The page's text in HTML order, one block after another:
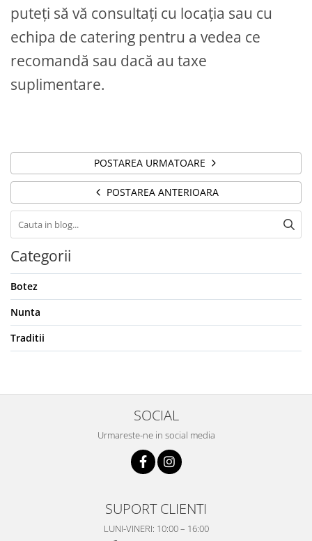
puteți să vă consultați cu locația sau cu
echipa de catering pentru a vedea ce
recomandă sau dacă au taxe
suplimentare.
POSTAREA URMATOARE
POSTAREA ANTERIOARA
Categorii
Botez
Nunta
Traditii
SOCIAL
Urmareste-ne in social media
SUPORT CLIENTI
LUNI-VINERI: 10:00 – 16:00